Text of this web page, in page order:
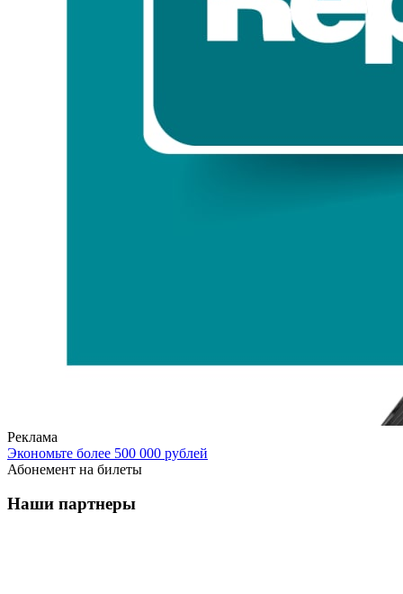
Реклама
Экономьте более 500 000 рублей
Абонемент на билеты
Наши партнеры